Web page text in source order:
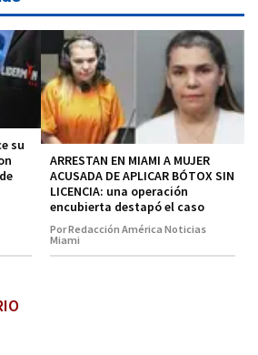
su
ARRESTAN EN MIAMI A MUJER
ACUSADA DE APLICAR BÓTOX SIN
LICENCIA: una operación
encubierta destapó el caso
Por Redacción América Noticias
Miami